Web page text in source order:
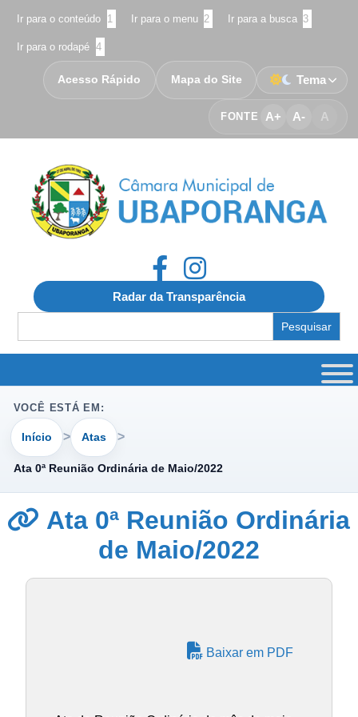
Ir para o conteúdo 1 Ir para o menu 2 Ir para a busca 3
Ir para o rodapé 4
FONTE A+ A- A
Acesso Rápido Mapa do Site Tema
Radar da Transparência
for:
VOCÊ ESTÁ EM:
Início Atas
Ata 0ª Reunião Ordinária de Maio/2022
Ata 0ª Reunião Ordinária
de Maio/2022
Baixar em PDF